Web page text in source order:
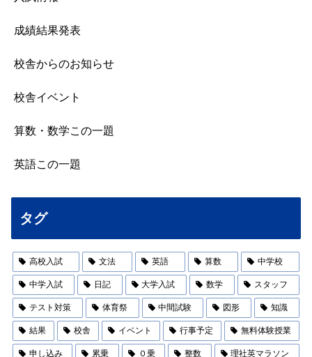
成績結果発表
校舎からのお知らせ
校舎イベント
算数・数学この一題
英語この一題
タグ
高校入試 文法 英語 算数 中学校
中学入試 日記 大学入試 数学 スタッフ
テスト対策 体育祭 中間試験 図形 知識
結果 校舎 イベント 行事予定 無料体験授業
申し込み 累乗 ０乗 整数 理社英マラソン